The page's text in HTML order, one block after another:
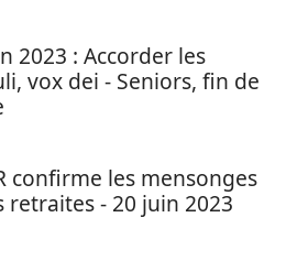
2023 : Accorder les
vox dei - Seniors, fin de
confirme les mensonges
- 20 juin 2023